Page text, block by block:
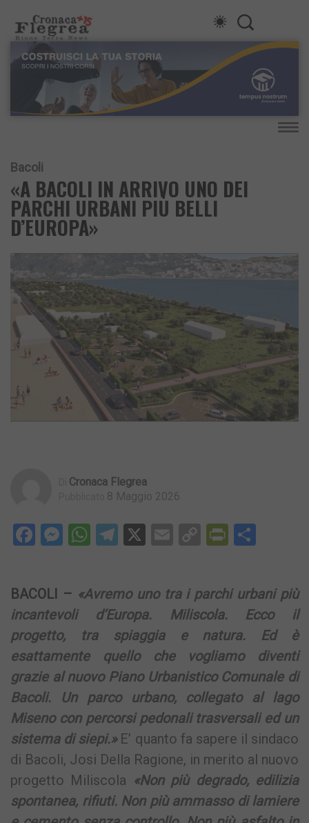
Bacoli
«A BACOLI IN ARRIVO UNO DEI
PARCHI URBANI PIÙ BELLI
D’EUROPA»
Cronaca Flegrea
8 Maggio 2026
Facebook
Messenger
WhatsApp
Telegram
X EmailCopy
BACOLI – «Avremo uno tra i parchi urbani più
incantevoli d’Europa. Miliscola. Ecco il
progetto, tra spiaggia e natura. Ed è
esattamente quello che vogliamo diventi
grazie al nuovo Piano Urbanistico Comunale di
Bacoli. Un parco urbano, collegato al lago
Miseno con percorsi pedonali trasversali ed un
sistema di siepi.»E’ quanto fa sapere il sindaco
di Bacoli, Josi Della Ragione, in merito al nuovo
progetto Miliscola «Non più degrado, edilizia
spontanea, rifiuti. Non più ammasso di lamiere